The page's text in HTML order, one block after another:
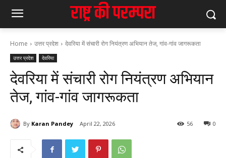
Home उत्तर प्रदेश देवरिया में संचारी रोग नियंत्रण अभियान तेज, गांव-गांव जागरूकता
उत्तर प्रदेश देवरिया
देवरिया में संचारी रोग नियंत्रण अभियान
तेज, गांव-गांव जागरूकता
By Karan Pandey April 22, 2026 0
56